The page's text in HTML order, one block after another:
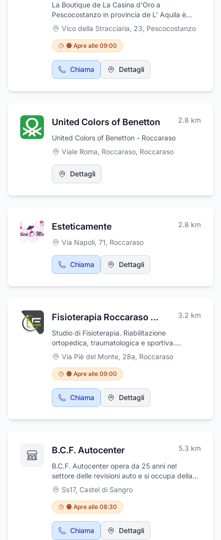
La Boutique de La Casina d'Oro a
Pescocostanzo in provincia de L' Aquila è
specializzato in abbigliamento donna di
qualità made in italy vendita al dettaglio e con
possibilità di spedizione. Vendita accessori di
qualità. Troverete tutto quanto cercate, oltre
a tanta competenza e cortesia. Venite a
trovarci.
Vico della Stracciaria, 23, Pescocostanzo
🟠 Apre alle 09:00
Chiama Dettagli
United Colors of Benetton 2.8 km
United Colors of Benetton - Roccaraso
Viale Roma, Roccaraso, Roccaraso
Dettagli
Esteticamente 2.8 km
Via Napoli, 71, Roccaraso
Chiama Dettagli
Fisioterapia Roccaraso New Energy 3.2 km
Studio di Fisioterapia. Riabilitazione
ortopedica, traumatologica e sportiva.
Linfodrenaggio. Onde d'urto tecarterapia
Via Piè del Monte, 28a, Roccaraso
🟠 Apre alle 09:00
Chiama Dettagli
B.C.F. Autocenter 5.3 km
B.C.F. Autocenter opera da 25 anni nel
settore delle revisioni auto e si occupa della
vendita di auto sia nuove sia usate. Lo staff,
gentile e professionale, saprà guidarvi nella
scelta dell'auto che desiderate, occupandosi
del disbrigo di ogni pratica e garantendovi il
passaggio di proprietà immediato. B.C.F.
Autocenter vi propone un'attenta selezione di
Ss17, Castel di Sangro
🟠 Apre alle 08:30
Chiama Dettagli